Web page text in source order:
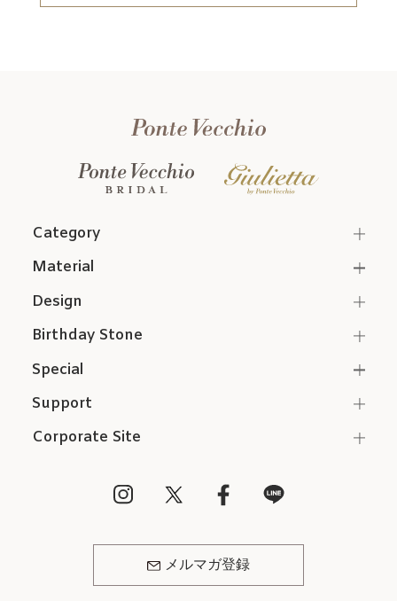
Category
Support
Corporate Site
メルマガ登録
Material
Design
Birthday Stone
Special